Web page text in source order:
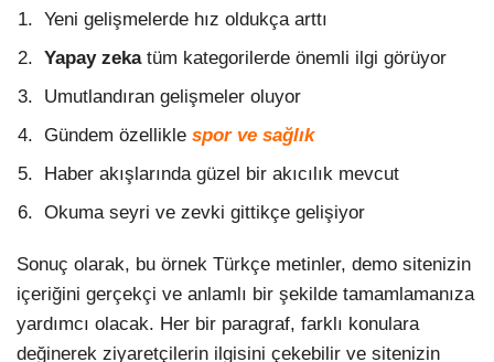
Yeni gelişmelerde hız oldukça arttı
Yapay zekatüm kategorilerde önemli ilgi görüyor
Umutlandıran gelişmeler oluyor
Gündem özellikle spor ve sağlık
Haber akışlarında güzel bir akıcılık mevcut
Okuma seyri ve zevki gittikçe gelişiyor
Sonuç olarak, bu örnek Türkçe metinler, demo sitenizin
içeriğini gerçekçi ve anlamlı bir şekilde tamamlamanıza
yardımcı olacak. Her bir paragraf, farklı konulara
değinerek ziyaretçilerin ilgisini çekebilir ve sitenizin